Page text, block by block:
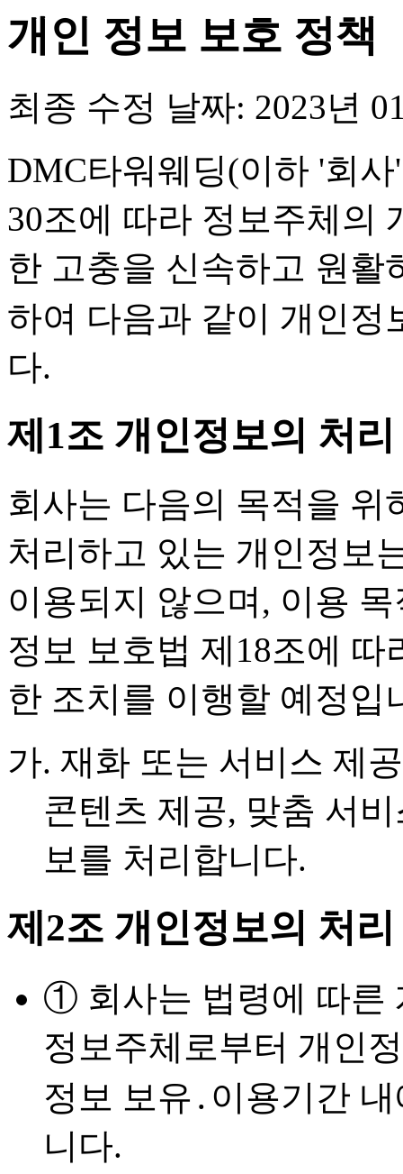
개인 정보 보호 정책
최종 수정 날짜: 2023년
DMC타워웨딩(이하 '회
30조에 따라 정보주체의
한 고충을 신속하고 원활
하여 다음과 같이 개인정
다.
제1조 개인정보의 처
회사는 다음의 목적을 위
처리하고 있는 개인정보
이용되지 않으며, 이용
정보 보호법 제18조에
한 조치를 이행할 예정입
가. 재화 또는 서비스 제공
콘텐츠 제공, 맞춤 서
보를 처리합니다.
제2조 개인정보의 처
① 회사는 법령에 따른
정보주체로부터 개인
정보 보유․이용기간
니다.